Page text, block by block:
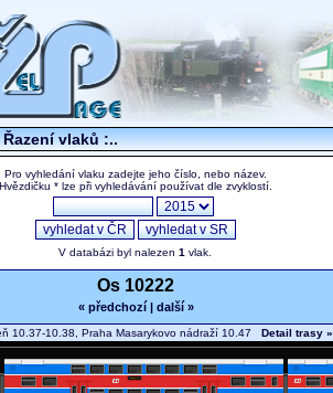
vlaků :..
Pro vyhledání vlaku zadejte jeho číslo, nebo název.
Hvězdičku * lze při vyhledávání používat dle zvyklostí.
V databázi byl nalezen 1 vlak.
Os 10222
« předchozí| další »
10.37-10.38, Praha Masarykovo nádraží 10.47 Detail trasy »